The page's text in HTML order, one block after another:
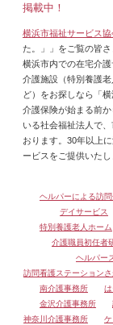
掲載中！
横浜市福祉サービス協
た。」」をご覧の皆さ
横浜市内での在宅介
介護施設（特別養護
ど）をお探しなら「
介護保険が始まる前
いる社会福祉法人で
おります。30年以上
ービスをご提供いたし
ヘルパーによる訪
デイサービス
特別養護老人ホーム
介護職員初任者
ヘルパー
訪問看護ステーションさ
南介護事務所
金沢介護事務所
神奈川介護事務所